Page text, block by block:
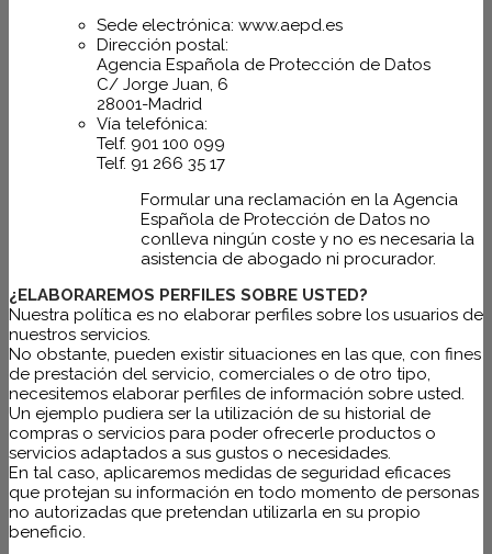
Sede electrónica: www.aepd.es
Dirección postal:
Agencia Española de Protección de Datos
C/ Jorge Juan, 6
28001-Madrid
Vía telefónica:
Telf. 901 100 099
Telf. 91 266 35 17
Formular una reclamación en la Agencia
Española de Protección de Datos no
conlleva ningún coste y no es necesaria la
asistencia de abogado ni procurador.
¿ELABORAREMOS PERFILES SOBRE USTED?
Nuestra política es no elaborar perfiles sobre los usuarios de
nuestros servicios.
No obstante, pueden existir situaciones en las que, con fines
de prestación del servicio, comerciales o de otro tipo,
necesitemos elaborar perfiles de información sobre usted.
Un ejemplo pudiera ser la utilización de su historial de
compras o servicios para poder ofrecerle productos o
servicios adaptados a sus gustos o necesidades.
En tal caso, aplicaremos medidas de seguridad eficaces
que protejan su información en todo momento de personas
no autorizadas que pretendan utilizarla en su propio
beneficio.